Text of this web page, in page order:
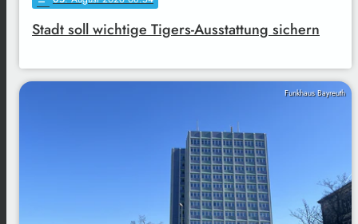
Stadt soll wichtige Tigers-Ausstattung sichern
Funkhaus Bayreuth